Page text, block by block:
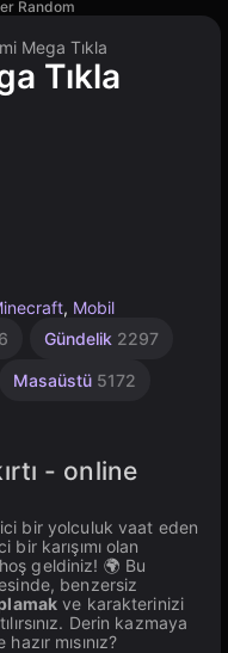
Random
Mega Tıkla
Tıkla
, Mobil
Gündelik 2297
Masaüstü 5172
- online
bir yolculuk vaat eden
bir karışımı olan
geldiniz! 🌍 Bu
benzersiz
ve karakterinizi
Derin kazmaya
mısınız?